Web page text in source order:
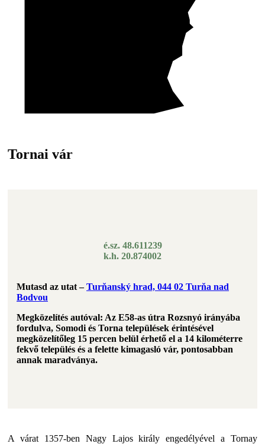
Tornai vár
é.sz. 48.611239
k.h. 20.874002
Mutasd az utat – Turňanský hrad, 044 02 Turňa nad
Bodvou
Megközelítés autóval: Az E58-as útra Rozsnyó irányába
fordulva, Somodi és Torna települések érintésével
megközelítőleg 15 percen belül érhető el a 14 kilométerre
fekvő település és a felette kimagasló vár, pontosabban
annak maradványa.
A várat 1357-ben Nagy Lajos király engedélyével a Tornay